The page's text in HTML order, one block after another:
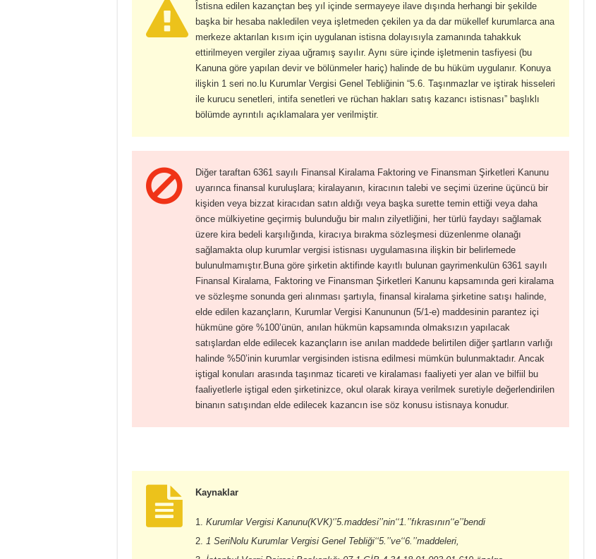
Îstisna edilen kazançtan beş yıl içinde sermayeye ilave dışında herhangi bir şekilde
başka bir hesaba nakledilen veya işletmeden çekilen ya da dar mükellef kurumlarca ana
merkeze aktarılan kısım için uygulanan istisna dolayısıyla zamanında tahakkuk
ettirilmeyen vergiler ziyaa uğramış sayılır. Aynı süre içinde işletmenin tasfiyesi (bu
Kanuna göre yapılan devir ve bölünmeler hariç) halinde de bu hüküm uygulanır. Konuya
ilişkin 1 seri no.lu Kurumlar Vergisi Genel Tebliğinin “5.6. Taşınmazlar ve iştirak hisseleri
ile kurucu senetleri, intifa senetleri ve rüchan hakları satış kazancı istisnası” başlıklı
bölümde ayrıntılı açıklamalara yer verilmiştir.
Diğer taraftan 6361 sayılı Finansal Kiralama Faktoring ve Finansman Şirketleri Kanunu
uyarınca finansal kuruluşlara; kiralayanın, kiracının talebi ve seçimi üzerine üçüncü bir
kişiden veya bizzat kiracıdan satın aldığı veya başka surette temin ettiği veya daha
önce mülkiyetine geçirmiş bulunduğu bir malın zilyetliğini, her türlü faydayı sağlamak
üzere kira bedeli karşılığında, kiracıya bırakma sözleşmesi düzenlenme olanağı
sağlamakta olup kurumlar vergisi istisnası uygulamasına ilişkin bir belirlemede
bulunulmamıştır.Buna göre şirketin aktifinde kayıtlı bulunan gayrimenkulün 6361 sayılı
Finansal Kiralama, Faktoring ve Finansman Şirketleri Kanunu kapsamında geri kiralama
ve sözleşme sonunda geri alınması şartıyla, finansal kiralama şirketine satışı halinde,
elde edilen kazançların, Kurumlar Vergisi Kanununun (5/1-e) maddesinin parantez içi
hükmüne göre %100’ünün, anılan hükmün kapsamında olmaksızın yapılacak
satışlardan elde edilecek kazançların ise anılan maddede belirtilen diğer şartların varlığı
halinde %50’inin kurumlar vergisinden istisna edilmesi mümkün bulunmaktadır. Ancak
iştigal konuları arasında taşınmaz ticareti ve kiralaması faaliyeti yer alan ve bilfiil bu
faaliyetlerle iştigal eden şirketinizce, okul olarak kiraya verilmek suretiyle değerlendirilen
binanın satışından elde edilecek kazancın ise söz konusu istisnaya konudur.
Kaynaklar
Kurumlar Vergisi Kanunu(KVK)‘’5.maddesi’’nin‘‘1.’’fıkrasının‘‘e’’bendi
1 SeriNolu Kurumlar Vergisi Genel Tebliği‘‘5.’’ve‘‘6.’’maddeleri,